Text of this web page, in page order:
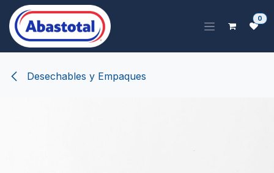
Ir al contenido
0
Desechables y Empaques